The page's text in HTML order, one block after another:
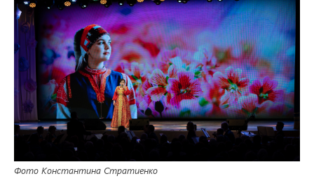
Фото Константина Стратиенко